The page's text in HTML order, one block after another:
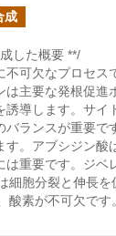
成
した概要 **/
不可欠なプロセス
は主要な発根促
誘導します。サ
バランスが重要
す。アブシジン
は重要です。ジ
細胞分裂と伸長
素が不可欠で